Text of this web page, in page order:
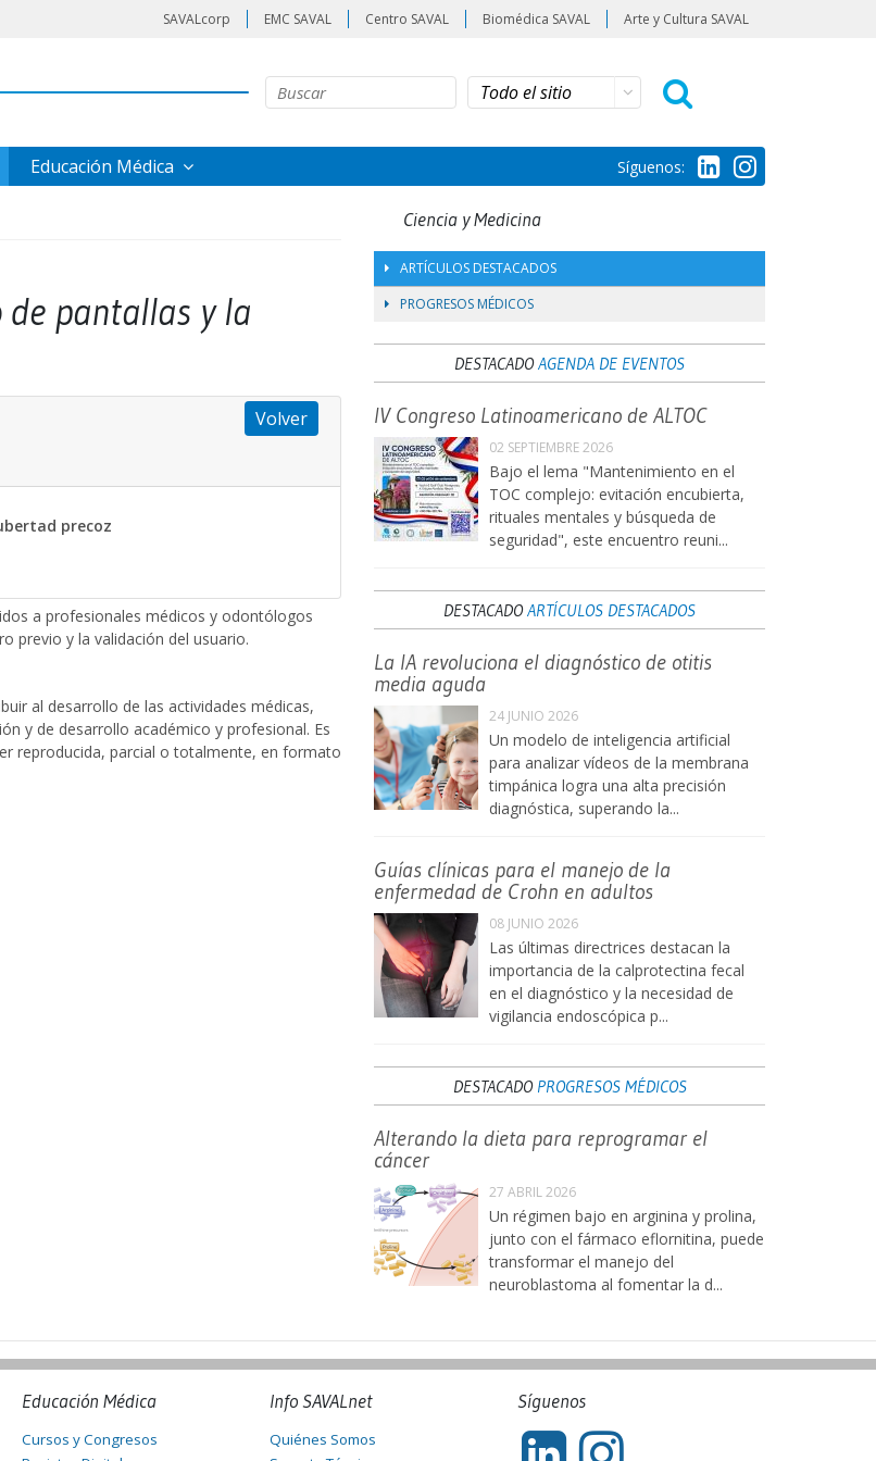
SAVALcorp EMC SAVAL Centro SAVAL Biomédica SAVAL Arte y Cultura SAVAL
Educación Médica Síguenos:
de pantallas y la
Volver
precoz
a profesionales médicos y odontólogos
previo y la validación del usuario.
al desarrollo de las actividades médicas,
y de desarrollo académico y profesional. Es
reproducida, parcial o totalmente, en formato
Ciencia y Medicina
ARTÍCULOS DESTACADOS
PROGRESOS MÉDICOS
DESTACADOAGENDA DE EVENTOS
IV Congreso Latinoamericano de ALTOC
02 SEPTIEMBRE 2026
Bajo el lema "Mantenimiento en el
TOC complejo: evitación encubierta,
rituales mentales y búsqueda de
seguridad", este encuentro reuni...
DESTACADOARTÍCULOS DESTACADOS
La IA revoluciona el diagnóstico de otitis
media aguda
24 JUNIO 2026
Un modelo de inteligencia artificial
para analizar vídeos de la membrana
timpánica logra una alta precisión
diagnóstica, superando la...
Guías clínicas para el manejo de la
enfermedad de Crohn en adultos
08 JUNIO 2026
Las últimas directrices destacan la
importancia de la calprotectina fecal
en el diagnóstico y la necesidad de
vigilancia endoscópica p...
DESTACADO PROGRESOS MÉDICOS
Alterando la dieta para reprogramar el
cáncer
27 ABRIL 2026
Un régimen bajo en arginina y prolina,
junto con el fármaco eflornitina, puede
transformar el manejo del
neuroblastoma al fomentar la d...
Educación Médica
Cursos y Congresos
Info SAVALnet
Quiénes Somos
Síguenos